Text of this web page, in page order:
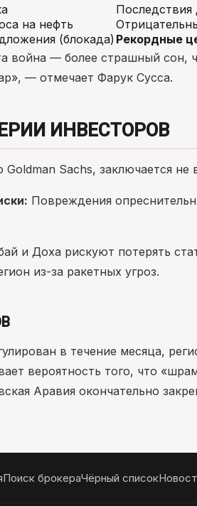
Последствия
на нефть
(блокада) Рекордные
война — более страшный сон,
— отмечает Фарук Сусса.
ИНВЕСТОРОВ
Sachs, заключается
Повреждения
и Доха рискуют потерять
из-за ракетных угроз.
в течение месяца,
вероятность того, что
Аравия окончательно
Поиск брокераЧёрный список